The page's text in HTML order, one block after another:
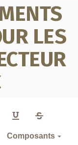
LES
Composants